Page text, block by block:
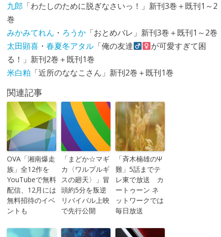
九郎 「わたしのために脱ぎなさいっ！」新刊3巻＋既刊1～2
巻
みかみてれん ・ ろうか「おとめバレ」新刊3巻＋既刊1～2巻
太田顕喜・ 春夏冬アタル「俺の友達
が可愛すぎて困
る！」新刊2巻＋既刊1巻
米白粕 「近所のななこさん」新刊2巻＋既刊1巻
関連記事
OVA「湘南爆走
族」全12作を
YouTubeで無料
配信、12月には
無料招待のイベ
ントも
「まどか☆マギ
カ〈ワルプルギ
スの廻天〉」冒
頭約5分を叛逆
リバイバル上映
で先行公開
「斉木楠雄のΨ
難」5話までテ
レ東で放送 カ
ートゥーン ネ
ットワークでは
毎日放送